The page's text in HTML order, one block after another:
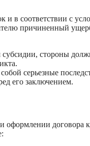
и в соответствии с
причиненный
стороны
серьезные
его заключением.
оформлении договора